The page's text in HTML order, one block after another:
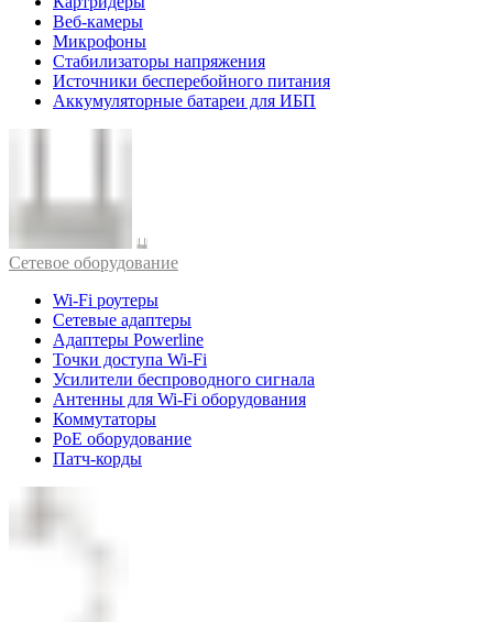
Веб-камеры
Микрофоны
Стабилизаторы напряжения
Источники бесперебойного питания
Аккумуляторные батареи для ИБП
Cетевое оборудование
Wi-Fi роутеры
Сетевые адаптеры
Адаптеры Powerline
Точки доступа Wi-Fi
Усилители беспроводного сигнала
Антенны для Wi-Fi оборудования
Коммутаторы
PoE оборудование
Патч-корды